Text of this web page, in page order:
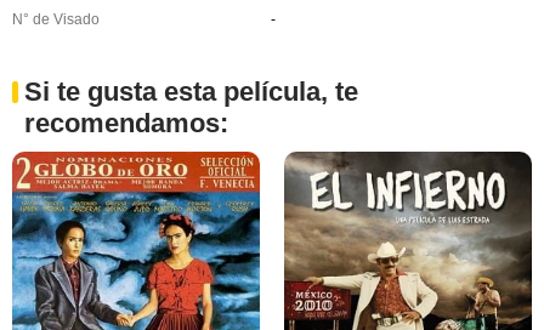
N° de Visado
-
Si te gusta esta película, te
recomendamos: